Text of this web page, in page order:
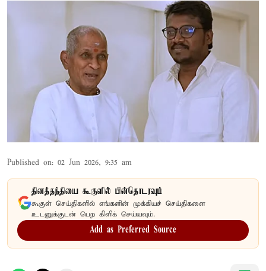
Published on: 02 Jun 2026, 9:35 am
தினத்தந்தியை கூகுளில் பின்தொடரவும்
கூகுள் செய்திகளில் எங்களின் முக்கியச் செய்திகளை
உடனுக்குடன் பெற கிளிக் செய்யவும்.
Add as Preferred Source